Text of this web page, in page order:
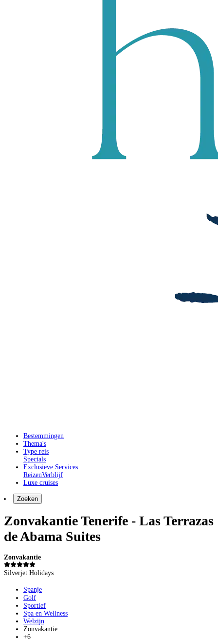
Bestemmingen
Thema's
Type reis
Specials
Exclusieve Services
ReizenVerblijf
Luxe cruises
Zoeken
Zonvakantie Tenerife - Las Terrazas
de Abama Suites
Zonvakantie
Silverjet Holidays
Spanje
Golf
Sportief
Spa en Wellness
Welzijn
Zonvakantie
+6